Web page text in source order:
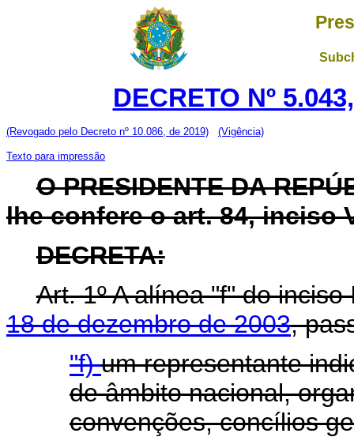
DECRETO Nº
(Revogado pelo Decreto nº 10.086, de 2019) (Vigência)
Texto para impressão
O PRESIDENTE DA
lhe confere o art. 84, inciso
DECRETA:
Art. 1º A alínea "f" do
18 de dezembro de 2003,
"f)um representante
de âmbito nacional,
convenções, concílios